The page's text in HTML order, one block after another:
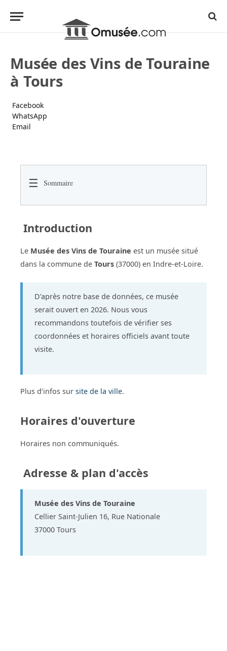
Musée des Vins de Touraine
à Tours
Facebook
WhatsApp
Email
☰ Sommaire
Introduction
Le Musée des Vins de Touraine est un musée situé
dans la commune de Tours (37000) en Indre-et-Loire.
D’après notre base de données, ce musée
serait ouvert en 2026. Nous vous
recommandons toutefois de vérifier ses
coordonnées et horaires officiels avant toute
visite.
Plus d’infos sur site de la ville.
Horaires d'ouverture
Horaires non communiqués.
Adresse & plan d'accès
Musée des Vins de Touraine
Cellier Saint-Julien 16, Rue Nationale
37000 Tours